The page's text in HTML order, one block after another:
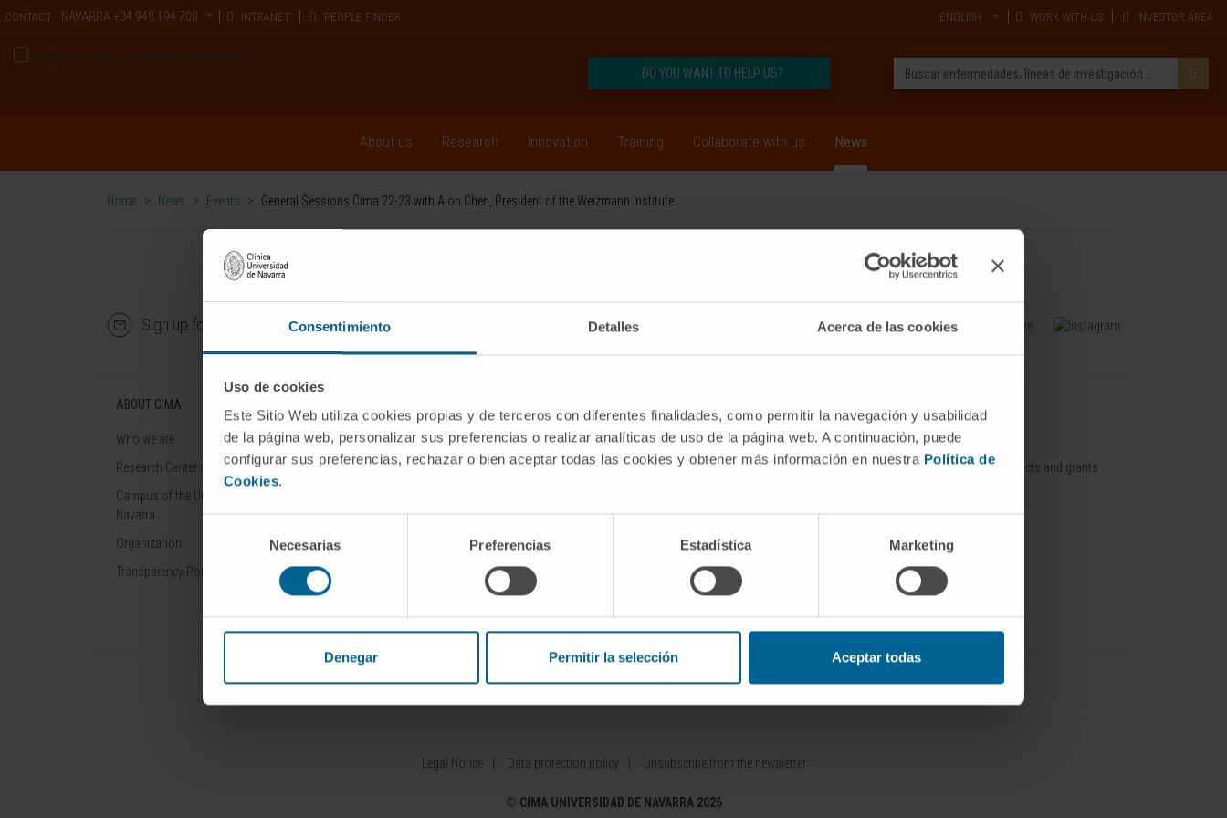
Consentimiento Detalles Acerca de las cookies
Uso de cookies
Este Sitio Web utiliza cookies propias y de terceros con diferentes finalidades, como permitir la navegación y usabilidad
de la página web, personalizar sus preferencias o realizar analíticas de uso de la página web. A continuación, puede
configurar sus preferencias, rechazar o bien aceptar todas las cookies y obtener más información en nuestra Política de
Cookies.
consentimiento
Necesarias Preferencias Estadística Marketing
Denegar Permitir la selección Aceptar todas
CONTACT NAVARRA +34 948 194 700 INTRANET PEOPLE FINDER ENGLISH WORK WITH US INVESTOR AREA
DO YOU WANT TO HELP US?
About us Research Innovation Training Collaborate with us News
Home > News > Events > General Sessions Cima 22-23 with Alon Chen, President of the Weizmann Institute
Sign up for our newsletter SUBSCRIBE
ABOUT CIMA
Who we are
Research Center of the Clinica
Campus of the Universidad de
Navarra
Organization
Transparency Portal
Cancer
Cardiovascular diseases
Rare diseases
Our Researchers
Research Programs
Scientific activity
Drug development / Pipelines
Patents
Investor Area
Training offer
Training contracts and grants
Universidad de Navarra Clínica Universidad de Navarra Cima Lab Diagnostics
Legal Notice Data protection policy Unsubscribe from the newsletter
© CIMA UNIVERSIDAD DE NAVARRA 2026